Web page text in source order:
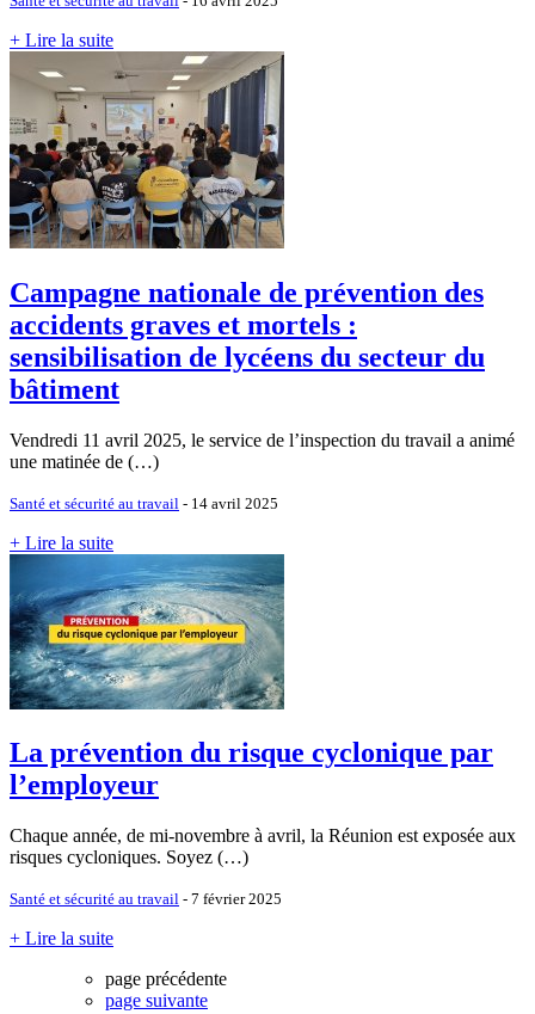
+ Lire la suite
Campagne nationale de prévention des
accidents graves et mortels :
sensibilisation de lycéens du secteur du
bâtiment
Vendredi 11 avril 2025, le service de l’inspection du travail a animé
une matinée de (…)
Santé et sécurité au travail - 14 avril 2025
+ Lire la suite
La prévention du risque cyclonique par
l’employeur
Chaque année, de mi-novembre à avril, la Réunion est exposée aux
risques cycloniques. Soyez (…)
Santé et sécurité au travail - 7 février 2025
+ Lire la suite
page précédente
page suivante